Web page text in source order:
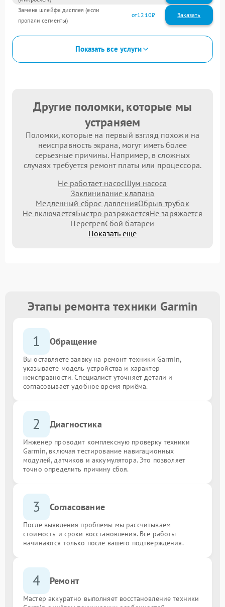
Замена шлейфа дисплея (если
пропали сегменты)
1210
Показать все услуги
Другие поломки, которые мы
устраняем
Поломки, которые на первый взгляд похожи на
неисправность экрана, могут иметь более
серьезные причины. Например, в сложных
случаях требуется ремонт платы или процессора.
Не работает насосШум насоса
Заклинивание клапана
Медленный сброс давленияОбрыв трубок
Не включаетсяБыстро разряжаетсяНе заряжается
ПерегревСбой батареи
Показать еще
Этапы ремонта техники Garmin
1 Обращение
Вы оставляете заявку на ремонт техники Garmin,
указываете модель устройства и характер
неисправности. Специалист уточняет детали и
согласовывает удобное время приёма.
2 Диагностика
Инженер проводит комплексную проверку техники
Garmin, включая тестирование навигационных
модулей, датчиков и аккумулятора. Это позволяет
точно определить причину сбоя.
3 Согласование
После выявления проблемы мы рассчитываем
стоимость и сроки восстановления. Все работы
начинаются только после вашего подтверждения.
4 Ремонт
Мастер аккуратно выполняет восстановление техники